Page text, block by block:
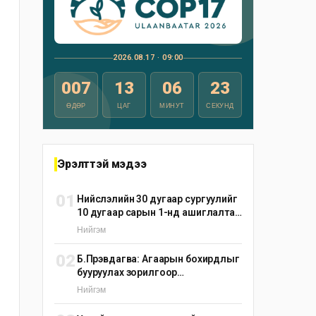
2026.08.17 · 09:00
007
ӨДӨР
13
ЦАГ
06
МИНУТ
22
СЕКУНД
Эрэлттэй мэдээ
01 Нийслэлийн 30 дугаар сургуулийг
10 дугаар сарын 1-нд ашиглалтад
оруулна
Нийгэм
02 Б.Пүрэвдагва: Агаарын бохирдлыг
бууруулах зорилгоор
эрдэнэшишийн барьцалдуулагч
Нийгэм